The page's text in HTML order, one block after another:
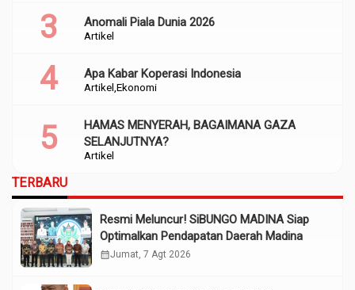
Artikel
Anomali Piala Dunia 2026
Artikel Ekonomi
Apa Kabar Koperasi Indonesia
Artikel
HAMAS MENYERAH, BAGAIMANA GAZA
SELANJUTNYA?
TERBARU
Resmi Meluncur! SiBUNGO MADINA Siap
Optimalkan Pendapatan Daerah Madina
calendar_monthJumat, 7 Agt 2026